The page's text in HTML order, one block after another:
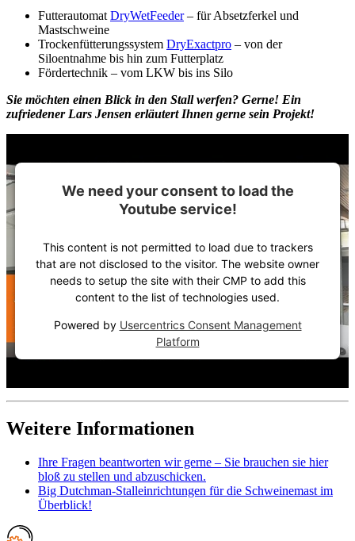
Futterautomat DryWetFeeder– für Absetzferkel und
Mastschweine
Trockenfütterungssystem DryExactpro – von der
Siloentnahme bis hin zum Futterplatz
Fördertechnik – vom LKW bis ins Silo
Sie möchten einen Blick in den Stall werfen? Gerne! Ein
zufriedener Lars Jensen erläutert Ihnen gerne sein Projekt!
We need your consent to load the
Youtube service!
This content is not permitted to load due to trackers
that are not disclosed to the visitor. The website owner
needs to setup the site with their CMP to add this
content to the list of technologies used.
Powered by Usercentrics Consent Management
Platform
Weitere Informationen
Ihre Fragen beantworten wir gerne – Sie brauchen sie hier
bloß zu stellen und abzuschicken.
Big Dutchman-Stalleinrichtungen für die Schweinemast im
Überblick!